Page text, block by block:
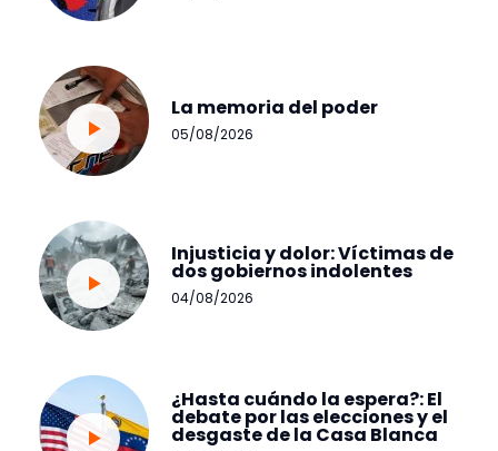
La memoria del poder
05/08/2026
Injusticia y dolor: Víctimas de
dos gobiernos indolentes
04/08/2026
¿Hasta cuándo la espera?: El
debate por las elecciones y el
desgaste de la Casa Blanca